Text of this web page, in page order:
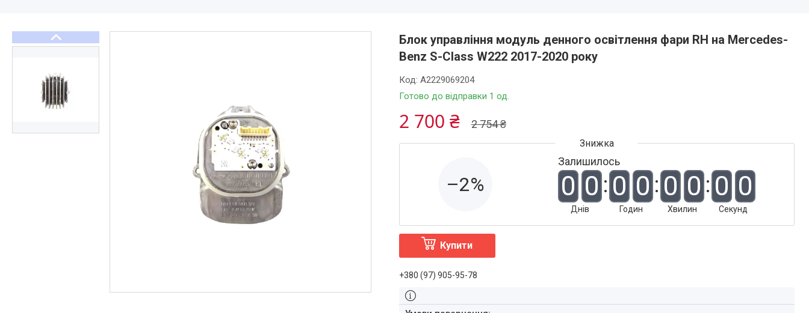
Повернення та обмін
Політика конфіденційності
Блок управління модуль денного освітлення фари RH на Mercedes-
Benz S-Class W222 2017-2020 року
Готово до відправки 1 од.
Код: A2229069204
2 754 ₴
2 700 ₴
–2%
Залишилось
0 0
Днів
0 0
Годин
0 0
Хвилин
0 0
Секунд
Купити
+380 (97) 905-95-78